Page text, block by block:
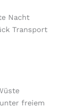
Nacht
Transport
freiem